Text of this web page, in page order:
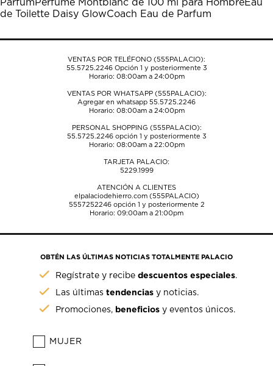
el
formulario
envío.
el
formulario
envío.
el
formulario
envío.
el
formulario
envío.
el
formulario
envío.
ParfumPerfume Montblanc de 100 ml para HombreEau
de Toilette Daisy GlowCoach Eau de Parfum
VENTAS POR TELÉFONO (555PALACIO):
55.5725.2246Opción 1 y posteriormente 3
Horario: 08:00am a 24:00pm
VENTAS POR WHATSAPP (555PALACIO):
Agregar en whatsapp 55.5725.2246
Horario: 08:00am a 24:00pm
PERSONAL SHOPPING (555PALACIO):
55.5725.2246opción 1 y posteriormente 3
Horario: 08:00am a 22:00pm
TARJETA PALACIO:
5229.1999
ATENCIÓN A CLIENTES
elpalaciodehierro.com (555PALACIO)
5557252246opción 1 y posteriormente 2
Horario: 09:00am a 21:00pm
OBTÉN LAS ÚLTIMAS NOTICIAS TOTALMENTE PALACIO
Regístrate y recibedescuentos especiales.
Las últimastendencias y noticias.
Promociones, beneficios y eventos únicos.
MUJER